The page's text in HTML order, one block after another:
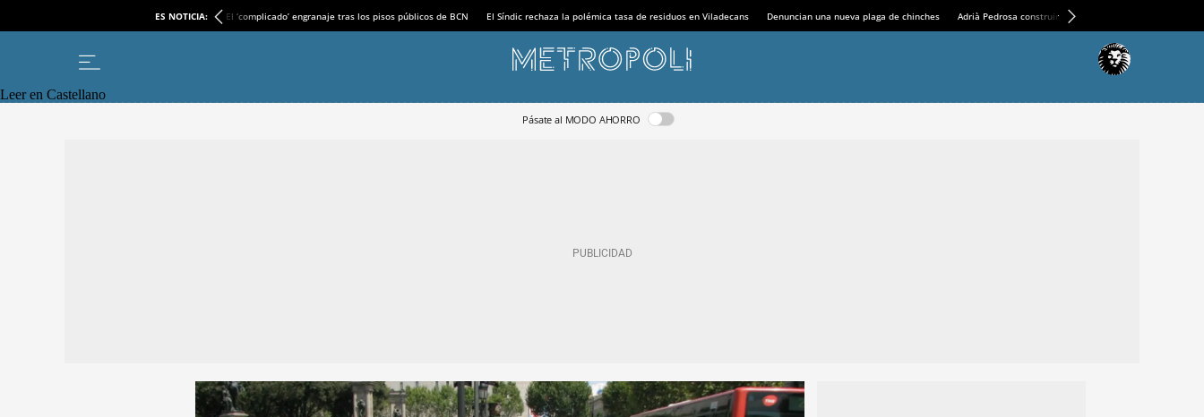
ES NOTICIA: El ‘complicado’ engranaje tras los pisos públicos de BCN El Síndic rechaza la polémica tasa de residuos en Viladecans Denuncian una nueva plaga de chinches Adrià Pedrosa construirá la nueva residencia en el
Leer en Castellano
Pásate al MODO AHORRO